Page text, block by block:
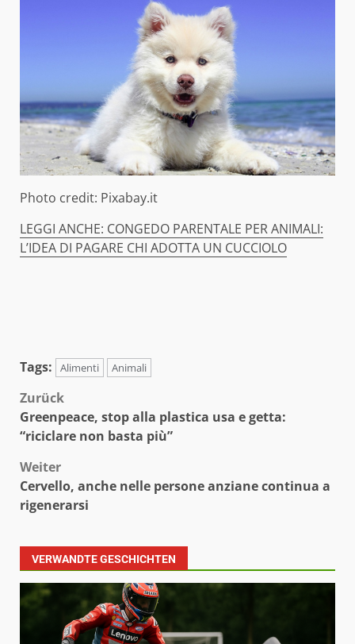
Photo credit: Pixabay.it
LEGGI ANCHE: CONGEDO PARENTALE PER ANIMALI:
L’IDEA DI PAGARE CHI ADOTTA UN CUCCIOLO
Tags: Alimenti Animali
Beitragsnavigation
Zurück
Greenpeace, stop alla plastica usa e getta:
“riciclare non basta più”
Weiter
Cervello, anche nelle persone anziane continua a
rigenerarsi
VERWANDTE GESCHICHTEN